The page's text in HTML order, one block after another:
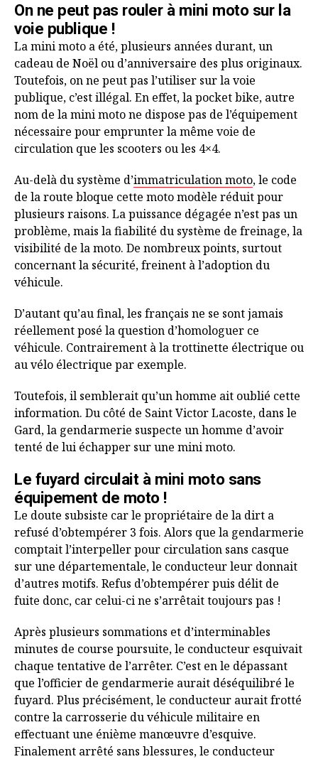
On ne peut pas rouler à mini moto sur la
voie publique !
La mini moto a été, plusieurs années durant, un
cadeau de Noël ou d’anniversaire des plus originaux.
Toutefois, on ne peut pas l’utiliser sur la voie
publique, c’est illégal. En effet, la pocket bike, autre
nom de la mini moto ne dispose pas de l’équipement
nécessaire pour emprunter la même voie de
circulation que les scooters ou les 4×4.
Au-delà du système d’immatriculation moto, le code
de la route bloque cette moto modèle réduit pour
plusieurs raisons. La puissance dégagée n’est pas un
problème, mais la fiabilité du système de freinage, la
visibilité de la moto. De nombreux points, surtout
concernant la sécurité, freinent à l’adoption du
véhicule.
D’autant qu’au final, les français ne se sont jamais
réellement posé la question d’homologuer ce
véhicule. Contrairement à la trottinette électrique ou
au vélo électrique par exemple.
Toutefois, il semblerait qu’un homme ait oublié cette
information. Du côté de Saint Victor Lacoste, dans le
Gard, la gendarmerie suspecte un homme d’avoir
tenté de lui échapper sur une mini moto.
Le fuyard circulait à mini moto sans
équipement de moto !
Le doute subsiste car le propriétaire de la dirt a
refusé d’obtempérer 3 fois. Alors que la gendarmerie
comptait l’interpeller pour circulation sans casque
sur une départementale, le conducteur leur donnait
d’autres motifs. Refus d’obtempérer puis délit de
fuite donc, car celui-ci ne s’arrêtait toujours pas !
Après plusieurs sommations et d’interminables
minutes de course poursuite, le conducteur esquivait
chaque tentative de l’arrêter. C’est en le dépassant
que l’officier de gendarmerie aurait déséquilibré le
fuyard. Plus précisément, le conducteur aurait frotté
contre la carrosserie du véhicule militaire en
effectuant une énième manœuvre d’esquive.
Finalement arrêté sans blessures, le conducteur